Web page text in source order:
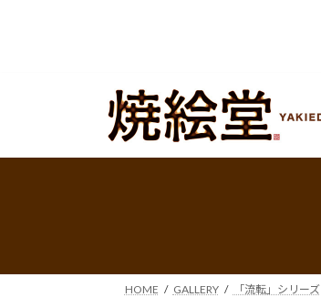
プ
動
HOME GALLERY 「流転」シリーズ